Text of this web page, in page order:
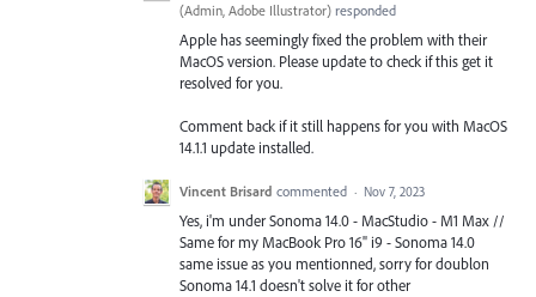
(Admin, Adobe Illustrator) responded
Apple has seemingly fixed the problem with their
MacOS version. Please update to check if this get it
resolved for you.
Comment back if it still happens for you with MacOS
14.1.1 update installed.
Vincent Brisard commented · Nov 7, 2023
Yes, i'm under Sonoma 14.0 - MacStudio - M1 Max //
Same for my MacBook Pro 16" i9 - Sonoma 14.0
same issue as you mentionned, sorry for doublon
Sonoma 14.1 doesn't solve it for other